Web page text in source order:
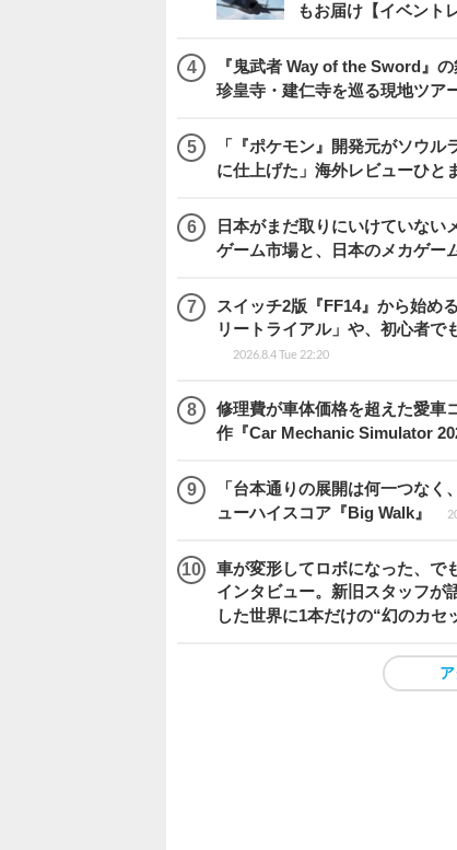
もお届け【イベント
『鬼武者 Way of the Sword』
珍皇寺・建仁寺を巡る現地ツア
「『ポケモン』開発元がソウ
に仕上げた」海外レビューひと
日本がまだ取りにいけていな
ゲーム市場と、日本のメカゲー
スイッチ2版『FF14』から始め
リートライアル」や、初心者で
2026.8.4 Tue 22:20
修理費が車体価格を超えた愛車
作『Car Mechanic Simulator
「台本通りの展開は何一つな
ューハイスコア『Big Walk』
車が変形してロボになった、で
インタビュー。新旧スタッフが
した世界に1本だけの“幻のカセ